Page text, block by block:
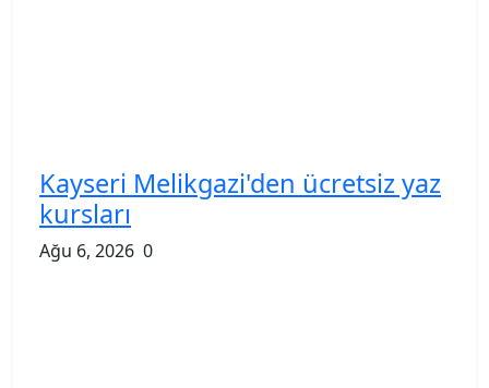
Kayseri Melikgazi'den ücretsiz yaz
kursları
Ağu 6, 2026 0